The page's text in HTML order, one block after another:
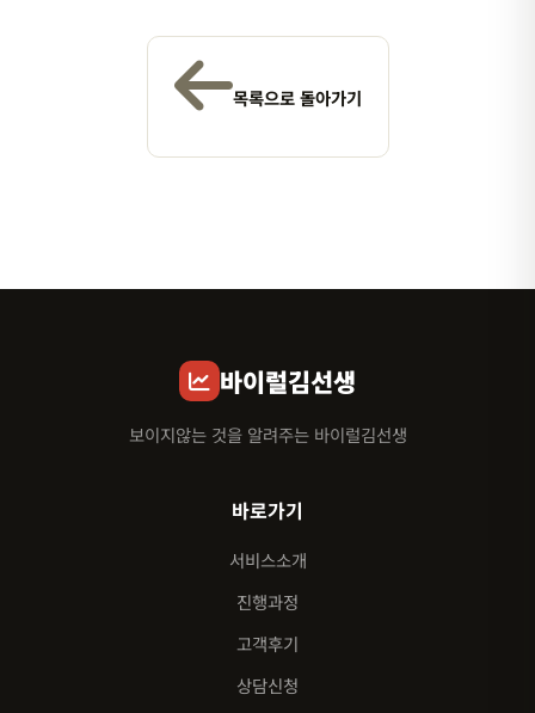
목록으로 돌아가기
바이럴김선생
보이지않는 것을 알려주는 바이럴김선생
바로가기
서비스소개
진행과정
고객후기
상담신청